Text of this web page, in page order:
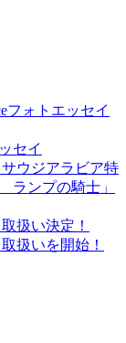
フォトエッセイ
セイ
サウジアラビア特
ランプの騎士」
扱い決定！
扱いを開始！